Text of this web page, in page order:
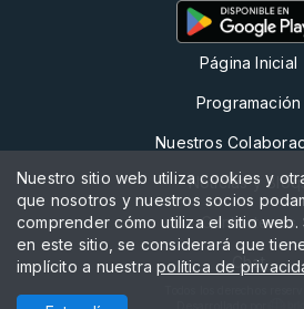
Página Inicial
Programación
Nuestros
Noticias y
Contáctenos
Chat
Nuestro sitio web utiliza cookies y
que nosotros y nuestros socios
comprender cómo utiliza el sitio web.
en este sitio, se considerará que
implícito a nuestrapolítica de